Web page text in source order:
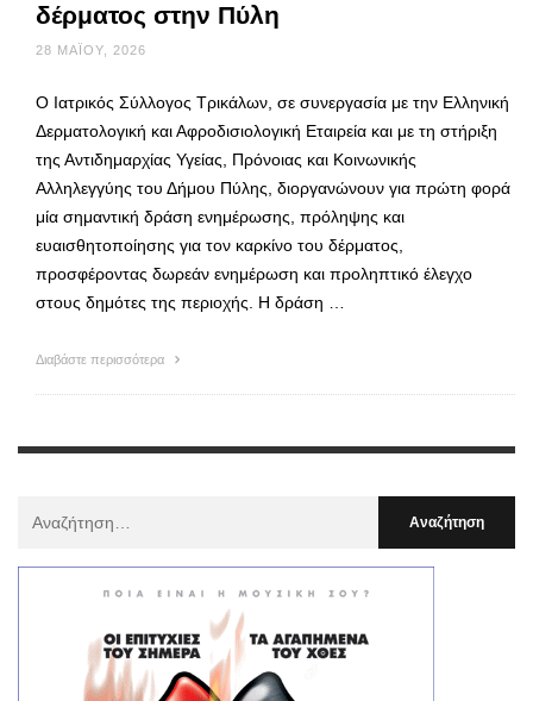
δέρματος στην Πύλη
28 ΜΑΪ́ΟΥ, 2026
Ο Ιατρικός Σύλλογος Τρικάλων, σε συνεργασία με την Ελληνική
Δερματολογική και Αφροδισιολογική Εταιρεία και με τη στήριξη
της Αντιδημαρχίας Υγείας, Πρόνοιας και Κοινωνικής
Αλληλεγγύης του Δήμου Πύλης, διοργανώνουν για πρώτη φορά
μία σημαντική δράση ενημέρωσης, πρόληψης και
ευαισθητοποίησης για τον καρκίνο του δέρματος,
προσφέροντας δωρεάν ενημέρωση και προληπτικό έλεγχο
στους δημότες της περιοχής. Η δράση …
Διαβάστε περισσότερα
: